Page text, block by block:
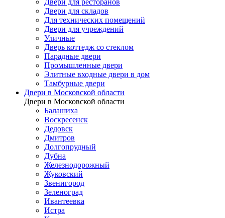
Двери для ресторанов
Двери для складов
Для технических помещений
Двери для учреждений
Уличные
Дверь коттедж со стеклом
Парадные двери
Промышленные двери
Элитные входные двери в дом
Тамбурные двери
Двери в Московской области
Двери в Московской области
Балашиха
Воскресенск
Дедовск
Дмитров
Долгопрудный
Дубна
Железнодорожный
Жуковский
Звенигород
Зеленоград
Ивантеевка
Истра